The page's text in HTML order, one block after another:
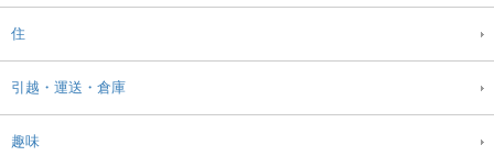
住
引越・運送・倉庫
趣味